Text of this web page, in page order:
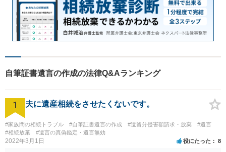
自筆証書遺言の作成の法律Q&Aランキング
1 夫に遺産相続をさせたくないです。
#家族間の相続トラブル #自筆証書遺言の作成 #遺留分侵害額請求・放棄
#遺言
#相続放棄
#遺言の真偽鑑定・遺言無効
2022年3月1日 役にたった 8